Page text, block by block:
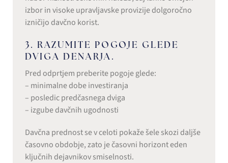
izbor in visoke upravljavske provizije dolgoročno
izničijo davčno korist.
3. RAZUMITE POGOJE GLEDE
DVIGA DENARJA.
Pred odprtjem preberite pogoje glede:
– minimalne dobe investiranja
– posledic predčasnega dviga
– izgube davčnih ugodnosti
Davčna prednost se v celoti pokaže šele skozi daljše
časovno obdobje, zato je časovni horizont eden
ključnih dejavnikov smiselnosti.